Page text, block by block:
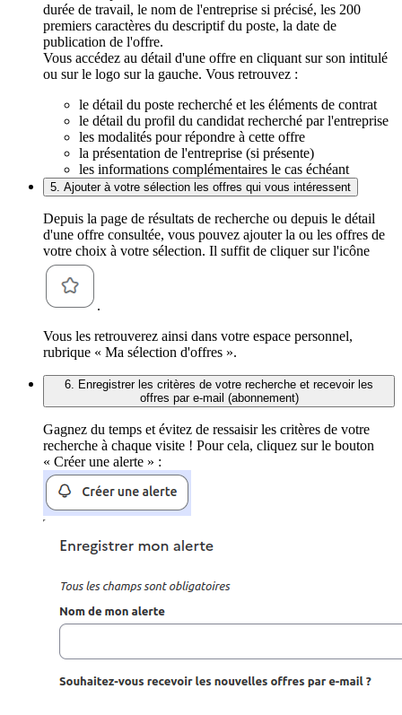
durée de travail, le nom de l'entreprise si précisé, les 200
premiers caractères du descriptif du poste, la date de
publication de l'offre.
Vous accédez au détail d'une offre en cliquant sur son intitulé
ou sur le logo sur la gauche. Vous retrouvez :
le détail du poste recherché et les éléments de contrat
le détail du profil du candidat recherché par l'entreprise
les modalités pour répondre à cette offre
la présentation de l'entreprise (si présente)
les informations complémentaires le cas échéant
5. Ajouter à votre sélection les offres qui vous intéressent
Depuis la page de résultats de recherche ou depuis le détail
d'une offre consultée, vous pouvez ajouter la ou les offres de
votre choix à votre sélection. Il suffit de cliquer sur l'icône
.
Vous les retrouverez ainsi dans votre espace personnel,
rubrique « Ma sélection d'offres ».
6. Enregistrer les critères de votre recherche et recevoir les
offres par e-mail (abonnement)
Gagnez du temps et évitez de ressaisir les critères de votre
recherche à chaque visite ! Pour cela, cliquez sur le bouton
« Créer une alerte » :